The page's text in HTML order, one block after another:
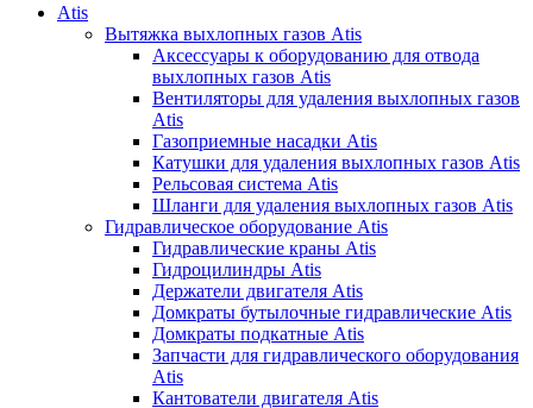
Atis
Вытяжка выхлопных газов Atis
Аксессуары к оборудованию для отвода
выхлопных газов Atis
Вентиляторы для удаления выхлопных газов
Atis
Газоприемные насадки Atis
Катушки для удаления выхлопных газов Atis
Рельсовая система Atis
Шланги для удаления выхлопных газов Atis
Гидравлическое оборудование Atis
Гидравлические краны Atis
Гидроцилиндры Atis
Держатели двигателя Atis
Домкраты бутылочные гидравлические Atis
Домкраты подкатные Atis
Запчасти для гидравлического оборудования
Atis
Кантователи двигателя Atis